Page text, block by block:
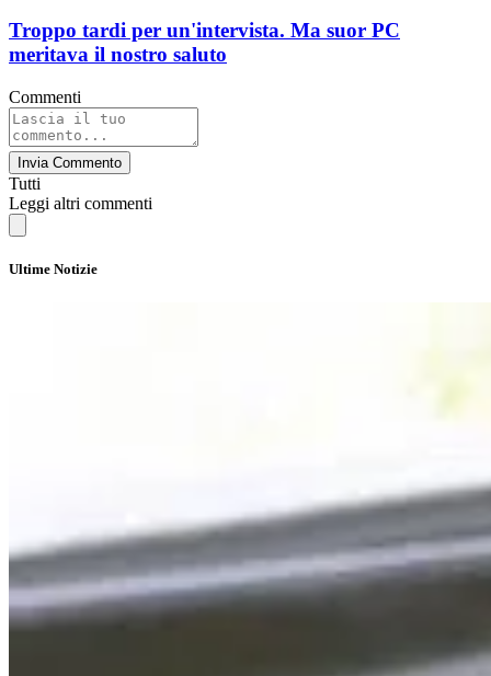
Troppo tardi per un'intervista. Ma suor PC
meritava il nostro saluto
Commenti
Invia Commento
Tutti
Leggi altri commenti
Ultime Notizie